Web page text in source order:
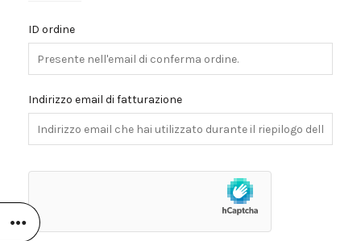
ID ordine
Indirizzo email di fatturazione